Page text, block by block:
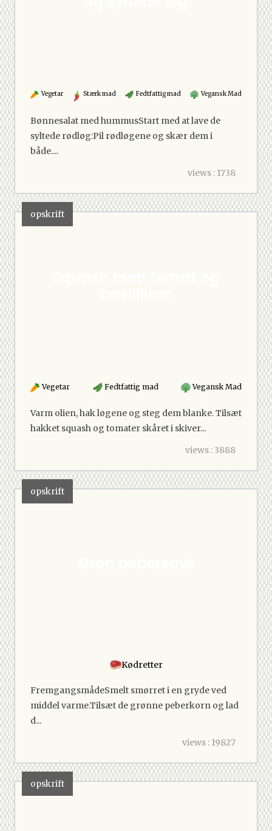
Vegetar Stærk mad Fedtfattig mad Vegansk Mad
Bønnesalat med hummusStart med at lave de
syltede rødløg:Pil rødløgene og skær dem i
både....
views : 1738
opskrift
Vegetar Fedtfattig mad Vegansk Mad
Varm olien, hak løgene og steg dem blanke. Tilsæt
hakket squash og tomater skåret i skiver...
views : 3888
opskrift
Kødretter
FremgangsmådeSmelt smørret i en gryde ved
middel varme.Tilsæt de grønne peberkorn og lad
d...
views : 19827
opskrift